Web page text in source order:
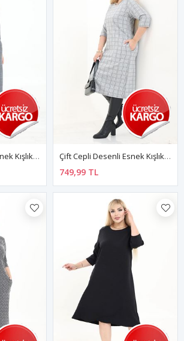
Çift Cepli Desenli Esnek Kışlık Büyük Beden Midi Elbise 6C-2736 Çift Cepli Desenli Esnek Kışlık Büyük Beden Midi Elbise 10C-2735
749,99 TL